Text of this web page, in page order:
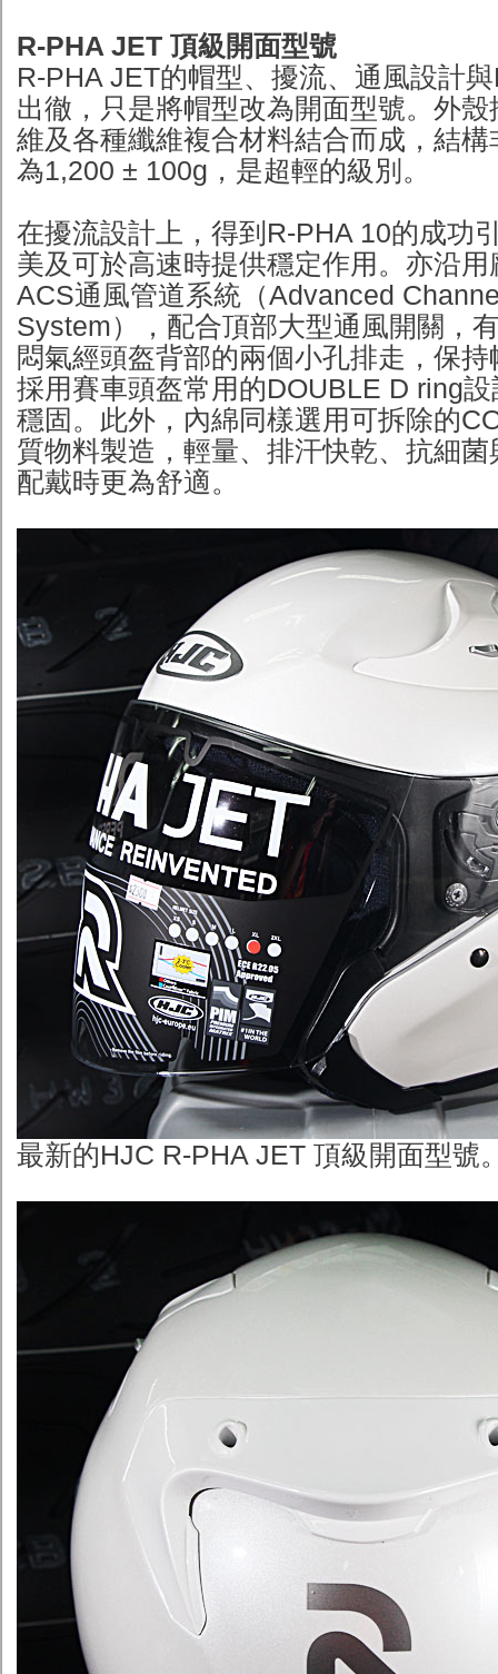
R-PHA JET 頂級開面型號
R-PHA JET的帽型、擾流、通風設計
出徹，只是將帽型改為開面型號。外
維及各種纖維複合材料結合而成，結
為1,200 ± 100g，是超輕的級別。
在擾流設計上，得到R-PHA 10的成功
美及可於高速時提供穩定作用。亦沿
ACS通風管道系統（Advanced
System），配合頂部大型通風開關，
悶氣經頭盔背部的兩個小孔排走，保
採用賽車頭盔常用的DOUBLE D ring
穩固。此外，內綿同樣選用可拆除的
質物料製造，輕量、排汗快乾、抗細
配戴時更為舒適。
最新的HJC R-PHA JET 頂級開面型號